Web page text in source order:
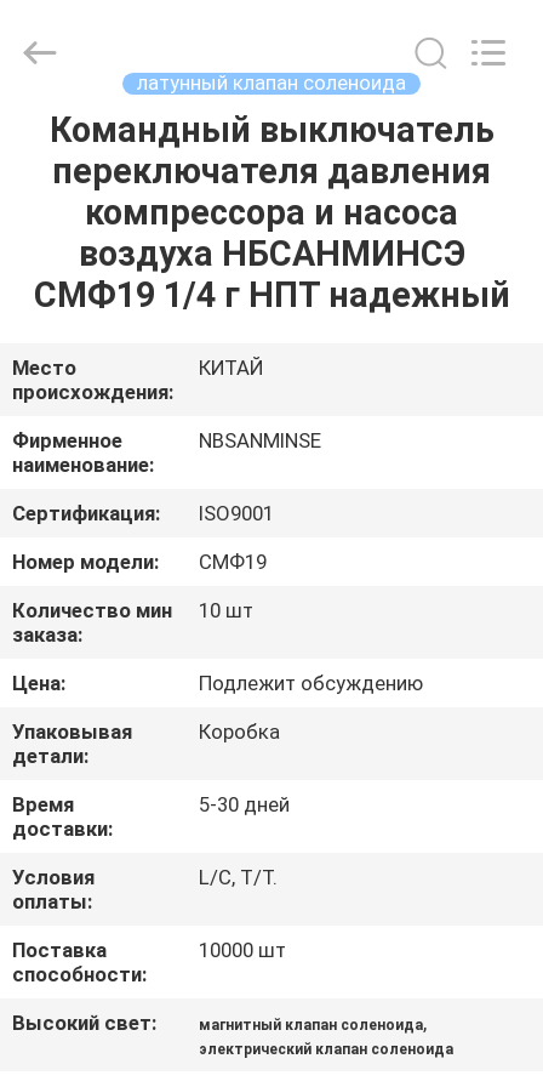
ДОМ
ПРОДУКТЫ
ПУТЕШЕСТВИЕ
ФАБРИКИ
ПРОВЕРКА
КАЧЕСТВА
СВЯЖИТЕСЬ
МЫ
НОВОСТИ
СПРОСИТЕ
ЦИТАТУ
КАРТА
Export
латунный клапан соленоида
Командный выключатель
переключателя давления
компрессора и насоса
воздуха НБСАНМИНСЭ
СМФ19 1/4 г НПТ надежный
Место
происхождения:
КИТАЙ
Фирменное
наименование:
NBSANMINSE
Сертификация:
ISO9001
Номер модели:
СМФ19
Количество мин
заказа:
10 шт
Цена:
Подлежит обсуждению
Упаковывая
детали:
Коробка
Время
доставки:
5-30 дней
Условия
оплаты:
L/C, T/T.
Поставка
способности:
10000 шт
Высокий свет: магнитный клапан соленоида,
электрический клапан соленоида